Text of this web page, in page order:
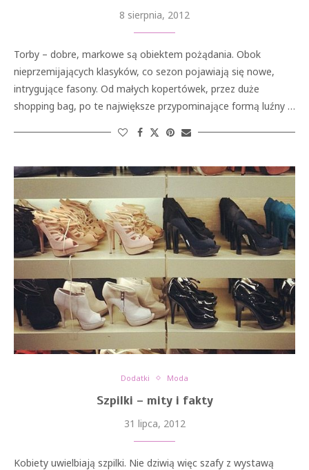
8 sierpnia, 2012
Torby – dobre, markowe są obiektem pożądania. Obok
nieprzemijających klasyków, co sezon pojawiają się nowe,
intrygujące fasony. Od małych kopertówek, przez duże
shopping bag, po te największe przypominające formą luźny …
Dodatki Moda
Szpilki – mity i fakty
31 lipca, 2012
Kobiety uwielbiają szpilki. Nie dziwią więc szafy z wystawą